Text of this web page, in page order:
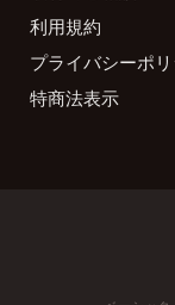
利用規約
プライバシーポ
特商法表示